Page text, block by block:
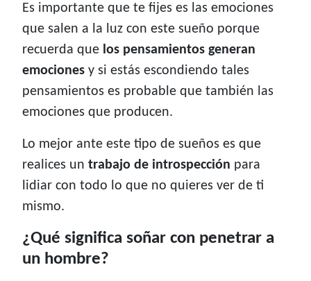
Es importante que te fijes es las emociones
que salen a la luz con este sueño porque
recuerda que los pensamientos generan
emociones y si estás escondiendo tales
pensamientos es probable que también las
emociones que producen.
Lo mejor ante este tipo de sueños es que
realices un trabajo de introspección para
lidiar con todo lo que no quieres ver de ti
mismo.
¿Qué significa soñar con penetrar a
un hombre?